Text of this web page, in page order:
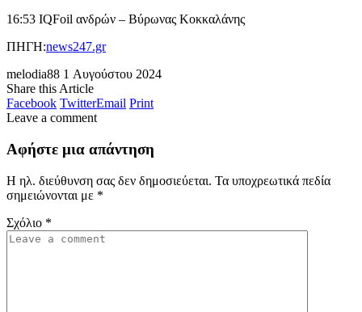
16:53 IQFoil ανδρών – Βύρωνας Κοκκαλάνης
ΠΗΓΗ:news247.gr
melodia88 1 Αυγούστου 2024
Share this Article
Facebook TwitterEmail Print
Leave a comment
Αφήστε μια απάντηση
Η ηλ. διεύθυνση σας δεν δημοσιεύεται. Τα υποχρεωτικά πεδία
σημειώνονται με *
Σχόλιο *